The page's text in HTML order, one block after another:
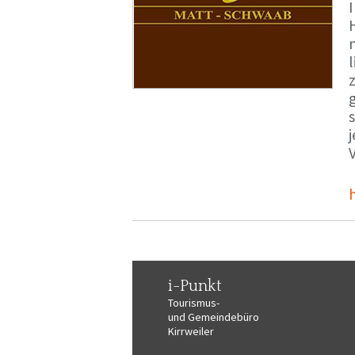
i-Punkt
Tourismus-
und Gemeindebüro
Kirrweiler